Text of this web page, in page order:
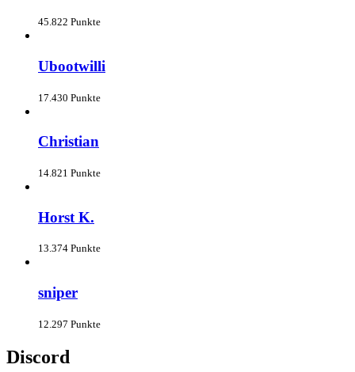
45.822 Punkte
Ubootwilli
17.430 Punkte
Christian
14.821 Punkte
Horst K.
13.374 Punkte
sniper
12.297 Punkte
Discord